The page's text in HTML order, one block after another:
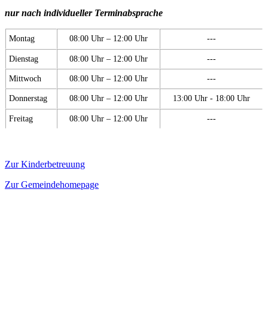
nur nach individueller Terminabsprache
Montag 08:00 Uhr – 12:00 Uhr ---
Dienstag 08:00 Uhr – 12:00 Uhr ---
Mittwoch 08:00 Uhr – 12:00 Uhr ---
Donnerstag 08:00 Uhr – 12:00 Uhr 13:00 Uhr - 18:00 Uhr
Freitag 08:00 Uhr – 12:00 Uhr ---
Zur Kinderbetreuung
Zur Gemeindehomepage